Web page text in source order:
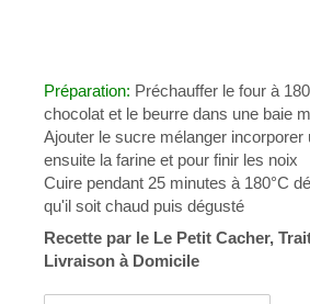
Préparation: Préchauffer le four à
chocolat et le beurre dans une baie
Ajouter le sucre mélanger incorporer
ensuite la farine et pour finir les noix
Cuire pendant 25 minutes à 180°C
qu'il soit chaud puis dégusté
Recette par le Le Petit Cacher,
Livraison à Domicile